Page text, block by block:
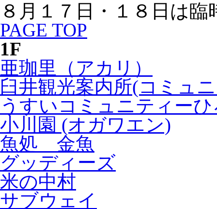
８月１７日・１８日は
PAGE TOP
1F
亜珈里（アカリ）
臼井観光案内所(コミュ
うすいコミュニティー
小川園 (オガワエン)
魚処 金魚
グッディーズ
米の中村
サブウェイ